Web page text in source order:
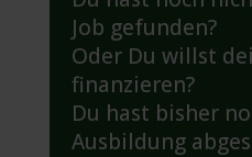
Job gefunden?
Oder Du willst
finanzieren?
Du hast bisher
Ausbildung